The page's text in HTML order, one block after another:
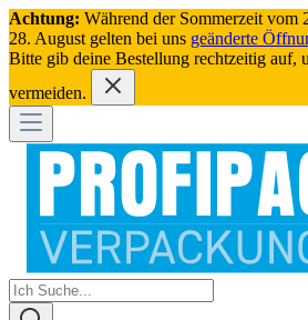
Achtung: Während der Sommerzeit vom
28. August gelten bei uns geänderte
Bitte gib deine Bestellung rechtzeitig auf,
vermeiden.